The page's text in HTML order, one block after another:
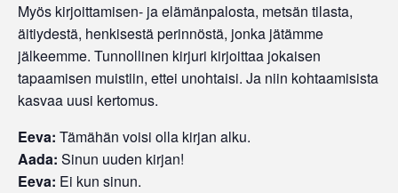
Myös kirjoittamisen- ja elämänpalosta, metsän tilasta,
äitiydestä, henkisestä perinnöstä, jonka jätämme
jälkeemme. Tunnollinen kirjuri kirjoittaa jokaisen
tapaamisen muistiin, ettei unohtaisi. Ja niin kohtaamisista
kasvaa uusi kertomus.
Eeva: Tämähän voisi olla kirjan alku.
Aada: Sinun uuden kirjan!
Eeva: Ei kun sinun.